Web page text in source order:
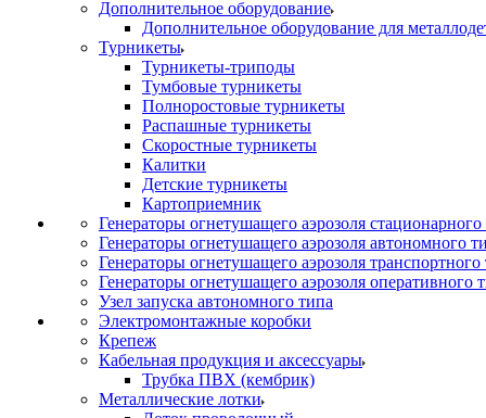
Дополнительное оборудование
Дополнительное оборудование для
Турникеты
Турникеты-триподы
Тумбовые турникеты
Полноростовые турникеты
Распашные турникеты
Скоростные турникеты
Калитки
Детские турникеты
Картоприемник
Генераторы огнетушащего аэрозоля стационарного
Генераторы огнетушащего аэрозоля автономного
Генераторы огнетушащего аэрозоля транспортного
Генераторы огнетушащего аэрозоля оперативного
Узел запуска автономного типа
Электромонтажные коробки
Крепеж
Кабельная продукция и аксессуары
Трубка ПВХ (кембрик)
Металлические лотки